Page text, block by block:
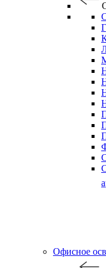
Офисное